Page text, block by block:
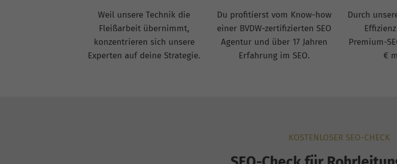
Weil unsere Technik die
Fleißarbeit übernimmt,
konzentrieren sich unsere
Experten auf deine Strategie.
Du profitierst vom Know-how
einer BVDW-zertifizierten SEO
Agentur und über 17 Jahren
Erfahrung im SEO.
Durch
Premium-
€
KOSTENLOSER SEO-CHECK